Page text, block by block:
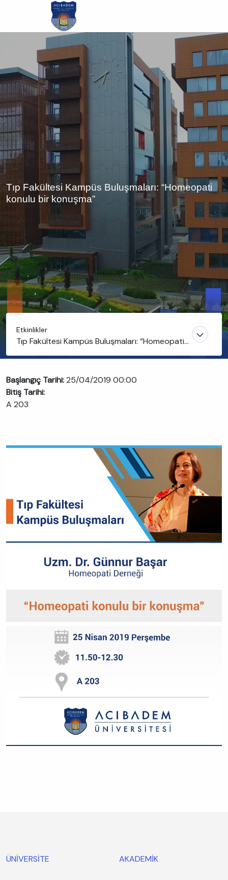
atla
Tıp Fakültesi Kampüs Buluşmaları: “Homeopati
konulu bir konuşma”
Etkinlikler
Tıp Fakültesi Kampüs Buluşmaları: “Homeopati
Başlangıç Tarihi:25/04/2019 00:00
Bitiş Tarihi:
A 203
ÜNİVERSİTE AKADEMİK